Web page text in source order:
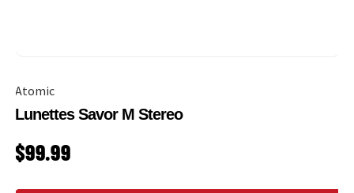
Atomic
Lunettes Savor M Stereo
PRIX HABITUEL
$99.99